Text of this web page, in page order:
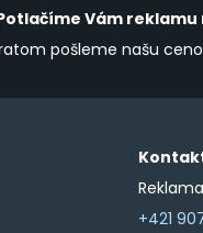
Vám
pošleme našu
+421